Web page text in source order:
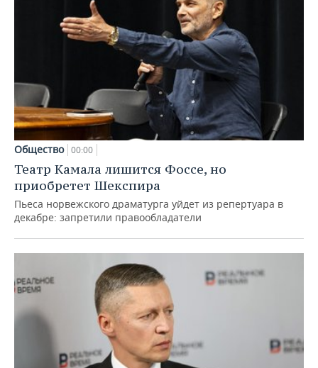
Общество 00:00
Театр Камала лишится Фоссе, но
приобретет Шекспира
Пьеса норвежского драматурга уйдет из репертуара в
декабре: запретили правообладатели